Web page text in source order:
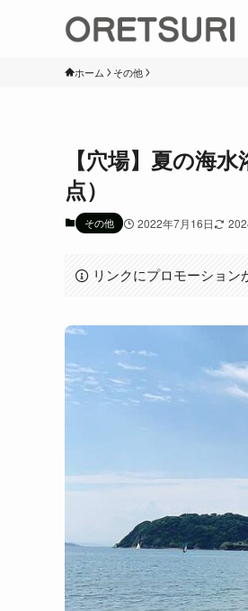
ホーム その他
【穴場】夏の海
点）
その他 2022年7月16日
リンクにプロモーション